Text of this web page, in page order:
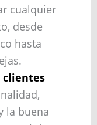
cualquier
desde
hasta
la buena